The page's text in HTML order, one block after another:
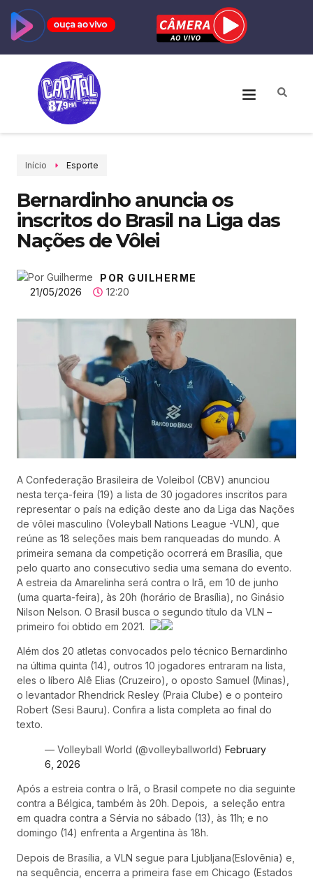
Início Esporte
Bernardinho anuncia os
inscritos do Brasil na Liga das
Nações de Vôlei
POR GUILHERME
21/05/2026
12:20
A Confederação Brasileira de Voleibol (CBV) anunciou
nesta terça-feira (19) a lista de 30 jogadores inscritos para
representar o país na edição deste ano da Liga das Nações
de vôlei masculino (Voleyball Nations League -VLN), que
reúne as 18 seleções mais bem ranqueadas do mundo. A
primeira semana da competição ocorrerá em Brasília, que
pelo quarto ano consecutivo sedia uma semana do evento.
A estreia da Amarelinha será contra o Irã, em 10 de junho
(uma quarta-feira), às 20h (horário de Brasília), no Ginásio
Nilson Nelson. O Brasil busca o segundo título da VLN –
primeiro foi obtido em 2021.
Além dos 20 atletas convocados pelo técnico Bernardinho
na última quinta (14), outros 10 jogadores entraram na lista,
eles o líbero Alê Elias (Cruzeiro), o oposto Samuel (Minas),
o levantador Rhendrick Resley (Praia Clube) e o ponteiro
Robert (Sesi Bauru). Confira a lista completa ao final do
texto.
— Volleyball World (@volleyballworld) February
6, 2026
Após a estreia contra o Irã, o Brasil compete no dia seguinte
contra a Bélgica, também às 20h. Depois, a seleção entra
em quadra contra a Sérvia no sábado (13), às 11h; e no
domingo (14) enfrenta a Argentina às 18h.
Depois de Brasília, a VLN segue para Ljubljana(Eslovênia) e,
na sequência, encerra a primeira fase em Chicago (Estados